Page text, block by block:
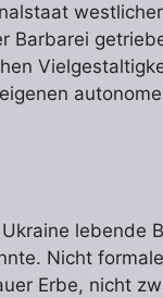
Barbarei
lebende
Nicht
Erbe, nicht